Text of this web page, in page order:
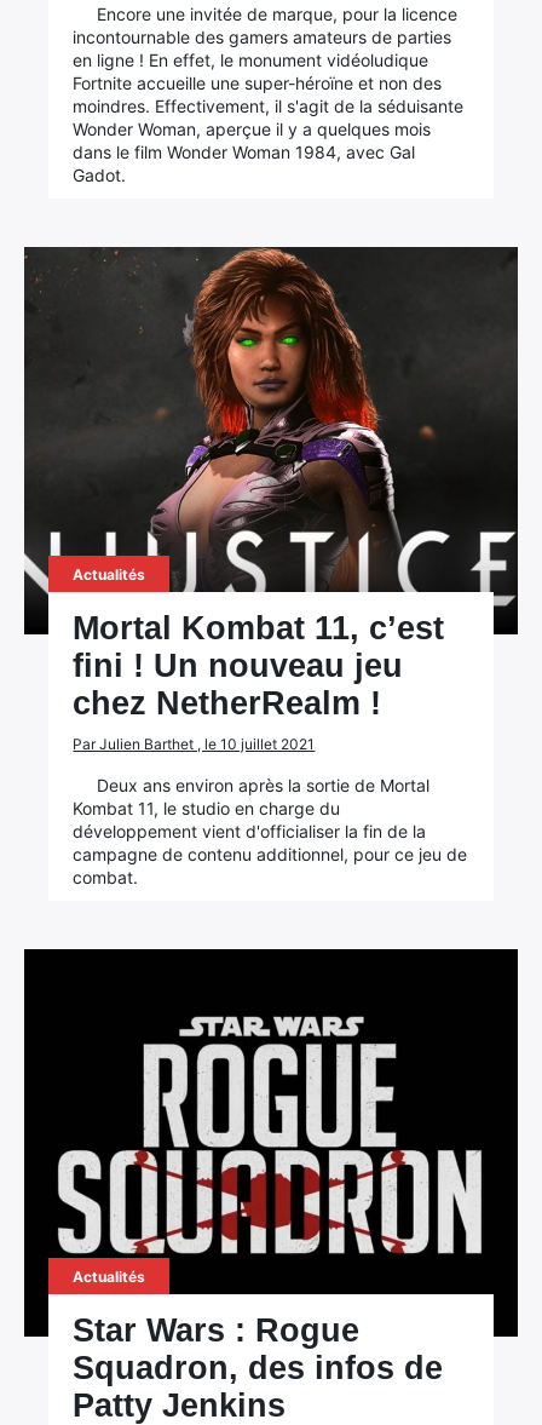
Encore une invitée de marque, pour la licence
incontournable des gamers amateurs de parties
en ligne ! En effet, le monument vidéoludique
Fortnite accueille une super-héroïne et non des
moindres. Effectivement, il s'agit de la séduisante
Wonder Woman, aperçue il y a quelques mois
dans le film Wonder Woman 1984, avec Gal
Gadot.
Actualités
Mortal Kombat 11, c’est
fini ! Un nouveau jeu
chez NetherRealm !
Par Julien Barthet , le 10 juillet 2021
Deux ans environ après la sortie de Mortal
Kombat 11, le studio en charge du
développement vient d'officialiser la fin de la
campagne de contenu additionnel, pour ce jeu de
combat.
Actualités
Star Wars : Rogue
Squadron, des infos de
Patty Jenkins